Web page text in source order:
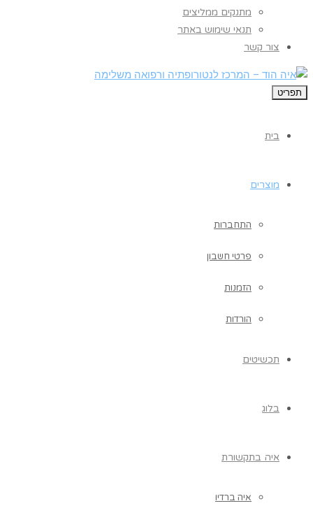
מתנקים ממליצים
תנאי שימוש באתר
צור קשר
תפריט
בית
מוצרים
התחברות
פרטי חשבון
הזמנות
הורדות
תכשיטים
בלוג
איה בתקשורת
איה ברדיו